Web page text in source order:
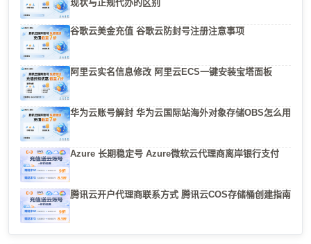
现状与正规代办的区别
谷歌云美金充值 谷歌云防封号注册注意事项
阿里云实名信息修改 阿里云ECS一键安装宝塔面板
华为云账号解封 华为云国际站海外对象存储OBS怎么用
Azure 长期稳定号 Azure微软云代理商离岸银行支付
腾讯云开户代理商联系方式 腾讯云COS存储桶创建指南